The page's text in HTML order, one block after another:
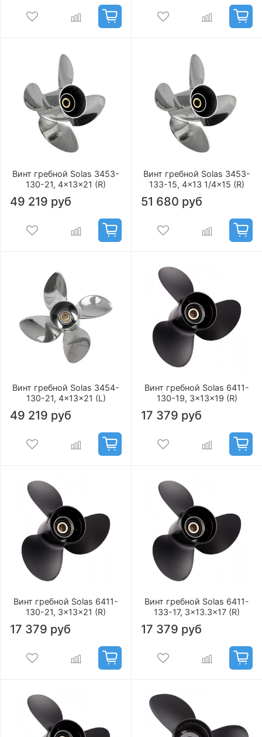
Винт гребной Solas 3453-
130-21, 4x13x21 (R)
49 219 руб
Винт гребной Solas 3453-
133-15, 4x13 1/4x15 (R)
51 680 руб
Винт гребной Solas 3454-
130-21, 4x13x21 (L)
49 219 руб
Винт гребной Solas 6411-
130-19, 3x13x19 (R)
17 379 руб
Винт гребной Solas 6411-
130-21, 3x13x21 (R)
17 379 руб
Винт гребной Solas 6411-
133-17, 3x13.3x17 (R)
17 379 руб